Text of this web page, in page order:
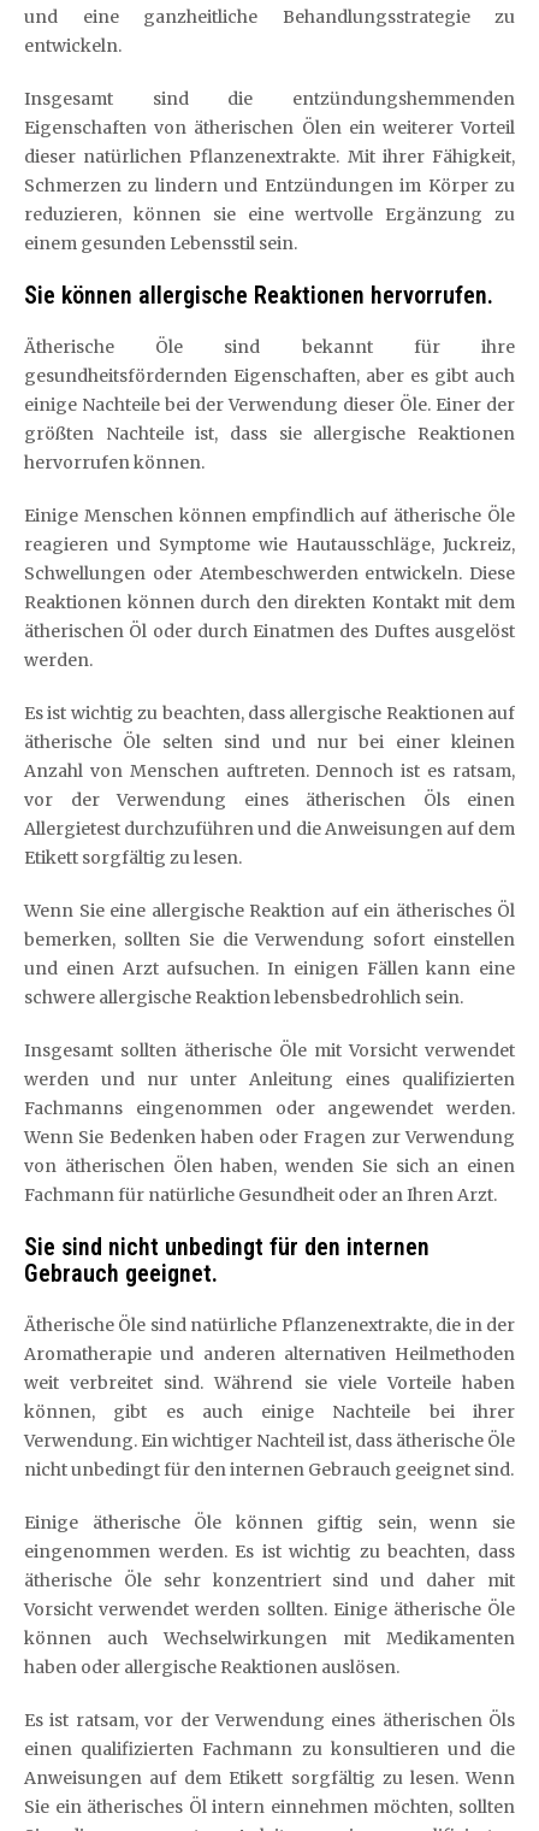
und eine ganzheitliche Behandlungsstrategie zu
entwickeln.
Insgesamt sind die entzündungshemmenden
Eigenschaften von ätherischen Ölen ein weiterer Vorteil
dieser natürlichen Pflanzenextrakte. Mit ihrer Fähigkeit,
Schmerzen zu lindern und Entzündungen im Körper zu
reduzieren, können sie eine wertvolle Ergänzung zu
einem gesunden Lebensstil sein.
Sie können allergische Reaktionen hervorrufen.
Ätherische Öle sind bekannt für ihre
gesundheitsfördernden Eigenschaften, aber es gibt auch
einige Nachteile bei der Verwendung dieser Öle. Einer der
größten Nachteile ist, dass sie allergische Reaktionen
hervorrufen können.
Einige Menschen können empfindlich auf ätherische Öle
reagieren und Symptome wie Hautausschläge, Juckreiz,
Schwellungen oder Atembeschwerden entwickeln. Diese
Reaktionen können durch den direkten Kontakt mit dem
ätherischen Öl oder durch Einatmen des Duftes ausgelöst
werden.
Es ist wichtig zu beachten, dass allergische Reaktionen auf
ätherische Öle selten sind und nur bei einer kleinen
Anzahl von Menschen auftreten. Dennoch ist es ratsam,
vor der Verwendung eines ätherischen Öls einen
Allergietest durchzuführen und die Anweisungen auf dem
Etikett sorgfältig zu lesen.
Wenn Sie eine allergische Reaktion auf ein ätherisches Öl
bemerken, sollten Sie die Verwendung sofort einstellen
und einen Arzt aufsuchen. In einigen Fällen kann eine
schwere allergische Reaktion lebensbedrohlich sein.
Insgesamt sollten ätherische Öle mit Vorsicht verwendet
werden und nur unter Anleitung eines qualifizierten
Fachmanns eingenommen oder angewendet werden.
Wenn Sie Bedenken haben oder Fragen zur Verwendung
von ätherischen Ölen haben, wenden Sie sich an einen
Fachmann für natürliche Gesundheit oder an Ihren Arzt.
Sie sind nicht unbedingt für den internen
Gebrauch geeignet.
Ätherische Öle sind natürliche Pflanzenextrakte, die in der
Aromatherapie und anderen alternativen Heilmethoden
weit verbreitet sind. Während sie viele Vorteile haben
können, gibt es auch einige Nachteile bei ihrer
Verwendung. Ein wichtiger Nachteil ist, dass ätherische Öle
nicht unbedingt für den internen Gebrauch geeignet sind.
Einige ätherische Öle können giftig sein, wenn sie
eingenommen werden. Es ist wichtig zu beachten, dass
ätherische Öle sehr konzentriert sind und daher mit
Vorsicht verwendet werden sollten. Einige ätherische Öle
können auch Wechselwirkungen mit Medikamenten
haben oder allergische Reaktionen auslösen.
Es ist ratsam, vor der Verwendung eines ätherischen Öls
einen qualifizierten Fachmann zu konsultieren und die
Anweisungen auf dem Etikett sorgfältig zu lesen. Wenn
Sie ein ätherisches Öl intern einnehmen möchten, sollten